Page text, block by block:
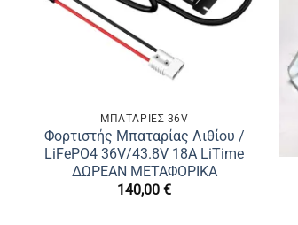
ΜΠΑΤΑΡΙΕΣ 36V
Φορτιστής Μπαταρίας Λιθίου /
LiFePO4 36V/43.8V 18A LiTime
ΔΩΡΕΑΝ ΜΕΤΑΦΟΡΙΚΑ
140,00€